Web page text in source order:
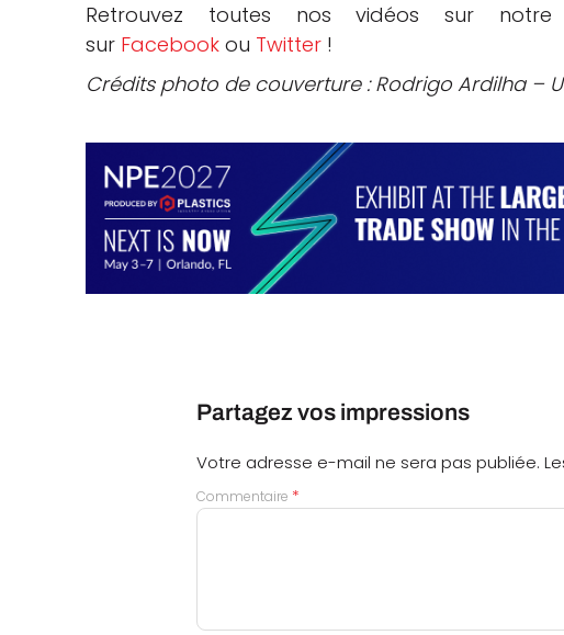
Retrouvez toutes nos vidéos sur
sur Facebook ou Twitter !
Crédits photo de couverture :Rodrigo Ardilha –
Partagez vos impressions
Votre adresse e-mail ne sera pas publiée.
Commentaire *